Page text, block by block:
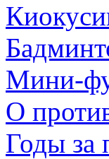
Мини-
О
Годы за